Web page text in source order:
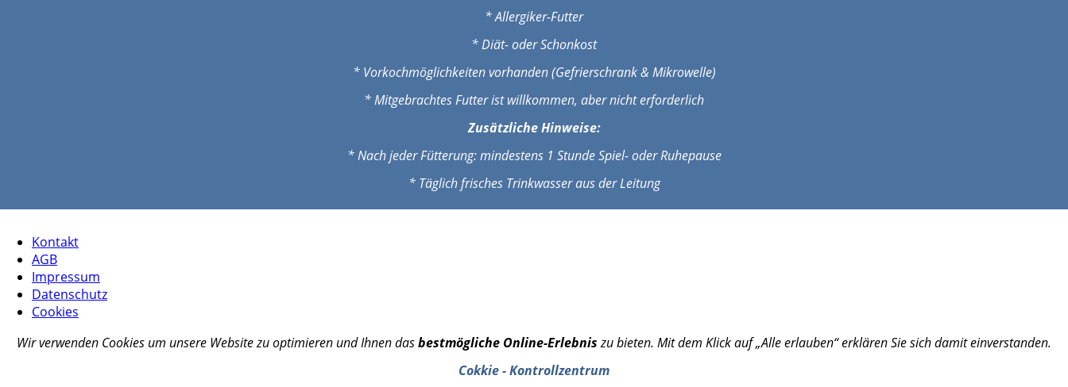
* Allergiker-Futter
* Diät- oder Schonkost
* Vorkochmöglichkeiten vorhanden (Gefrierschrank & Mikrowelle)
* Mitgebrachtes Futter ist willkommen, aber nicht erforderlich
Zusätzliche Hinweise:
* Nach jeder Fütterung: mindestens 1 Stunde Spiel- oder Ruhepause
* Täglich frisches Trinkwasser aus der Leitung
Kontakt
AGB
Impressum
Datenschutz
Cookies
Wir verwenden Cookies um unsere Website zu optimieren und Ihnen dasbestmögliche Online-Erlebniszu bieten. Mit dem Klick auf „Alle erlauben“ erklären Sie sich damit einverstanden.
Cokkie - Kontrollzentrum